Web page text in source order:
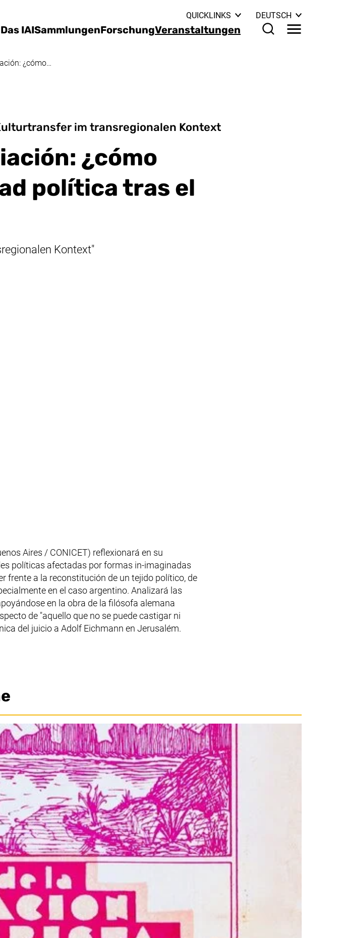
QUICKLINKS DEUTSCH : WEITERE
Das IAISammlungenForschungVeranstaltungen Menü
¿cómo…
im transregionalen Kontext
¿cómo
política tras el
Kontext"
Aires / CONICET) reflexionará en su
políticas afectadas por formas in-imaginadas
frente a la reconstitución de un tejido político, de
en el caso argentino. Analizará las
en la obra de la filósofa alemana
de "aquello que no se puede castigar ni
del juicio a Adolf Eichmann en Jerusalém.